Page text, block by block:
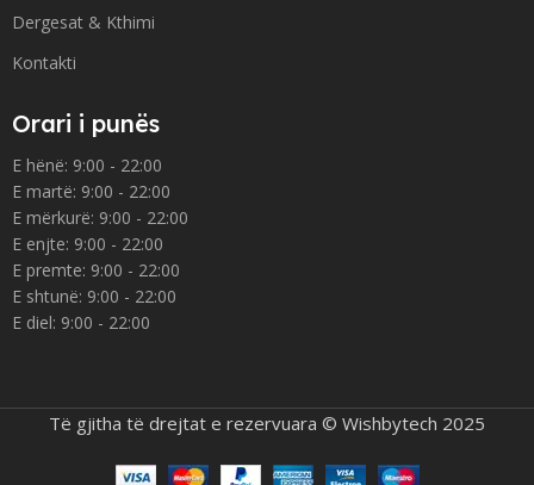
Dergesat & Kthimi
Kontakti
Orari i punës
E hënë: 9:00 - 22:00
E martë: 9:00 - 22:00
E mërkurë: 9:00 - 22:00
E enjte: 9:00 - 22:00
E premte: 9:00 - 22:00
E shtunë: 9:00 - 22:00
E diel: 9:00 - 22:00
Të gjitha të drejtat e rezervuara © Wishbytech 2025